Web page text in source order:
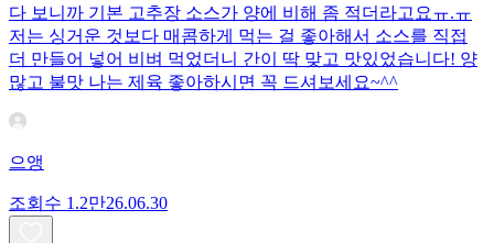
다 보니까 기본 고추장 소스가 양에 비해 좀 적더라고요ㅠ.ㅠ
저는 싱거운 것보다 매콤하게 먹는 걸 좋아해서 소스를 직접
더 만들어 넣어 비벼 먹었더니 간이 딱 맞고 맛있었습니다! 양
많고 불맛 나는 제육 좋아하시면 꼭 드셔보세요~^^
으앵
조회수 1.2만26.06.30